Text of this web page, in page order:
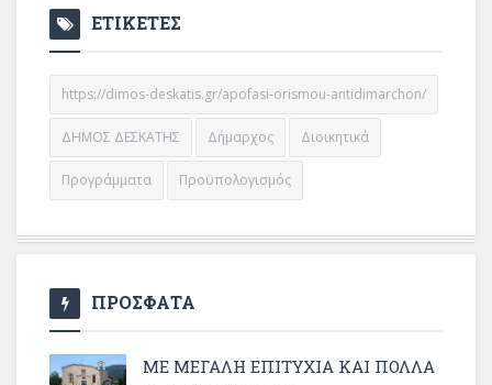
ΕΤΙΚΕΤΕΣ
https://dimos-deskatis.gr/apofasi-orismou-antidimarchon/
ΔΗΜΟΣ ΔΕΣΚΑΤΗΣ Δήμαρχος Διοικητικά
Προγράμματα Προϋπολογισμός
ΠΡΟΣΦΑΤΑ
ΜΕ ΜΕΓΆΛΗ ΕΠΙΤΥΧΊΑ ΚΑΙ ΠΟΛΛΆ